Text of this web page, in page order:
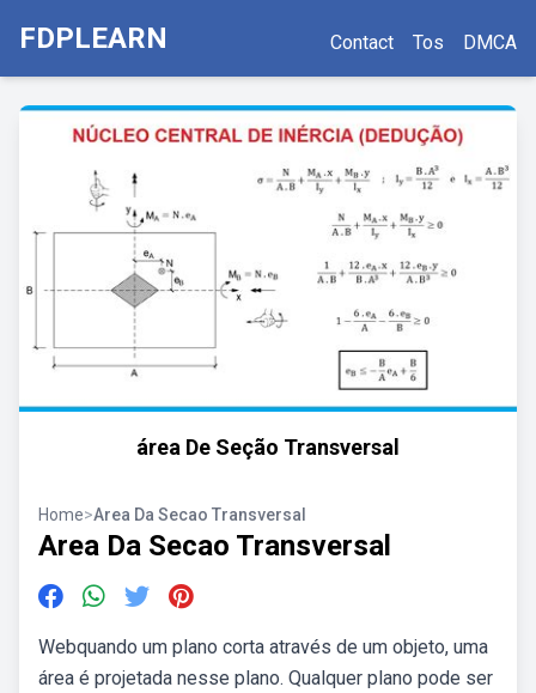
FDPLEARN Contact Tos DMCA
área De Seção Transversal
Home>Area Da Secao Transversal
Area Da Secao Transversal
Webquando um plano corta através de um objeto, uma
área é projetada nesse plano. Qualquer plano pode ser